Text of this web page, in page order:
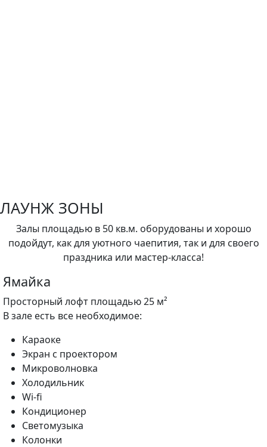
ЛАУНЖ ЗОНЫ
Залы площадью в 50 кв.м. оборудованы и хорошо
подойдут, как для уютного чаепития, так и для своего
праздника или мастер-класса!
Ямайка
Просторный лофт площадью 25 м²
В зале есть все необходимое:
Караоке
Экран с проектором
Микроволновка
Холодильник
Wi-fi
Кондиционер
Светомузыка
Колонки